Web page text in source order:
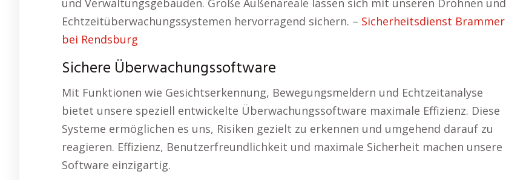
und Verwaltungsgebäuden. Große Außenareale lassen sich mit unseren Drohnen und
Echtzeitüberwachungssystemen hervorragend sichern. – Sicherheitsdienst Brammer
bei Rendsburg
Sichere Überwachungssoftware
Mit Funktionen wie Gesichtserkennung, Bewegungsmeldern und Echtzeitanalyse
bietet unsere speziell entwickelte Überwachungssoftware maximale Effizienz. Diese
Systeme ermöglichen es uns, Risiken gezielt zu erkennen und umgehend darauf zu
reagieren. Effizienz, Benutzerfreundlichkeit und maximale Sicherheit machen unsere
Software einzigartig.